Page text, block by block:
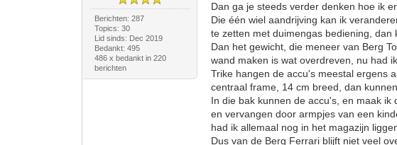
Berichten: 287
Topics: 30
Lid sinds: Dec 2019
Bedankt: 495
486 x bedankt in 220
berichten
Dan ga je steeds verder denken hoe ik
Die één wiel aandrijving kan ik
te zetten met duimengas bediening, dan
Dan het gewicht, die meneer van Berg
wand maken is wat overdreven, nu had
Trike hangen de accu's meestal ergens
centraal frame, 14 cm breed, dan
In die bak kunnen de accu's, en maak ik
en vervangen door armpjes van een
had ik allemaal nog in het magazijn
Dus van de Berg Ferrari blijft niet veel